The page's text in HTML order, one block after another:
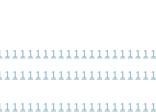
1 1 1 1 1 1 1 1 1 1 1 1 1 1 1 1 1 1 1 1
1 1 1 1 1 1 1 1 1 1 1 1 1 1 1 1 1 1 1 1
1 1 1 1 1 1 1 1 1 1 1 1 1 1 1 1 1 1 1 1